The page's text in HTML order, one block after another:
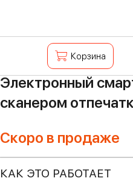
Корзина
Электронный
сканером
Скоро в продаже
КАК ЭТО РАБОТАЕТ